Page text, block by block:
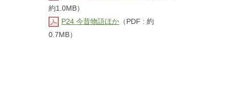
約1.0MB）
P24 今昔物語ほか （PDF : 約
0.7MB）